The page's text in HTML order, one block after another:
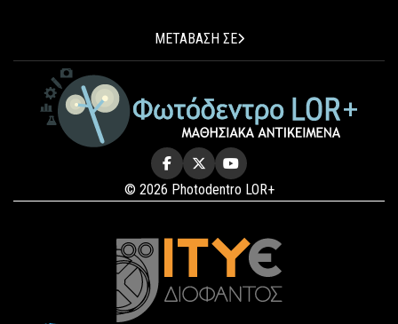
ΜΕΤΑΒΑΣΗ ΣΕ
© 2026 Photodentro LOR+